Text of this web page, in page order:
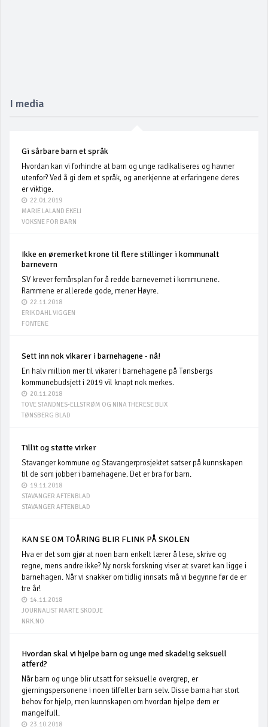
I media
Gi sårbare barn et språk
Hvordan kan vi forhindre at barn og unge radikaliseres og havner
utenfor? Ved å gi dem et språk, og anerkjenne at erfaringene deres
er viktige.
22.01.2019
MARIE LALAND EKELI
VOKSNE FOR BARN
Ikke en øremerket krone til flere stillinger i kommunalt
barnevern
SV krever femårsplan for å redde barnevernet i kommunene.
Rammene er allerede gode, mener Høyre.
22.11.2018
ERIK DAHL VIGGEN
FONTENE
Sett inn nok vikarer i barnehagene - nå!
En halv million mer til vikarer i barnehagene på Tønsbergs
kommunebudsjett i 2019 vil knapt nok merkes.
20.11.2018
TOVE STANDNES-ELLSTRØM OG NINA THERESE BLIX
TØNSBERG BLAD
Tillit og støtte virker
Stavanger kommune og Stavangerprosjektet satser på kunnskapen
til de som jobber i barnehagene. Det er bra for barn.
19.11.2018
STAVANGER AFTENBLAD
STAVANGER AFTENBLAD
KAN SE OM TOÅRING BLIR FLINK PÅ SKOLEN
Hva er det som gjør at noen barn enkelt lærer å lese, skrive og
regne, mens andre ikke? Ny norsk forskning viser at svaret kan ligge i
barnehagen. Når vi snakker om tidlig innsats må vi begynne før de er
tre år!
14.11.2018
JOURNALIST MARTE SKODJE
NRK.NO
Hvordan skal vi hjelpe barn og unge med skadelig seksuell
atferd?
Når barn og unge blir utsatt for seksuelle overgrep, er
gjerningspersonene i noen tilfeller barn selv. Disse barna har stort
behov for hjelp, men kunnskapen om hvordan hjelpe dem er
mangelfull.
23.10.2018